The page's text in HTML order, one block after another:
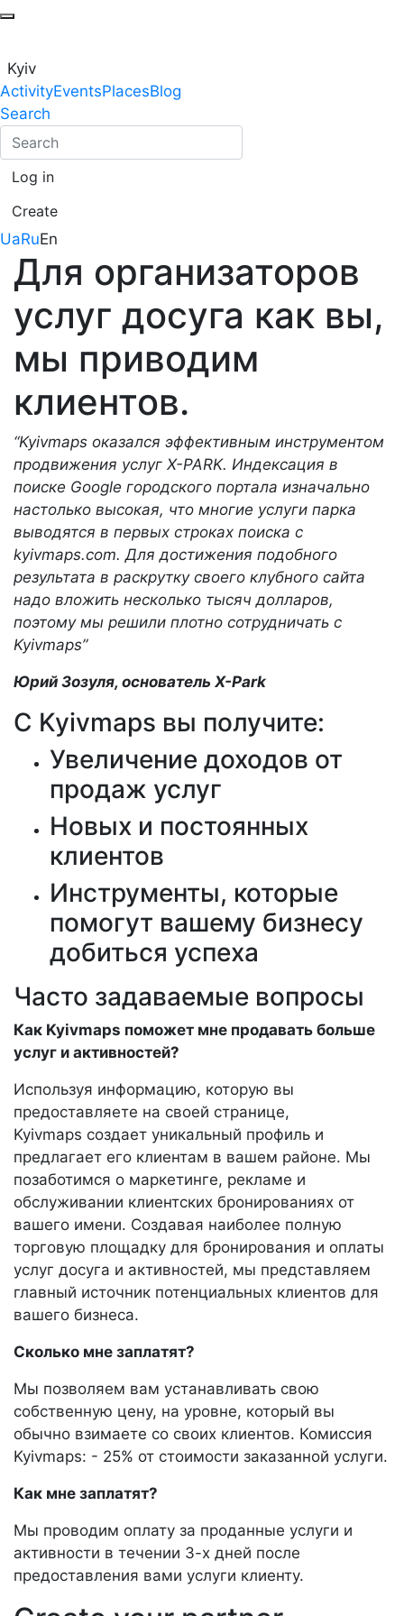
Kyiv
ActivityEventsPlacesBlog
Search
Log in
Create
UaRuEn
Для организаторов
услуг досуга как вы,
мы приводим
клиентов.
“Kyivmaps оказался эффективным инструментом
продвижения услуг X-PARK. Индексация в
поиске Google городского портала изначально
настолько высокая, что многие услуги парка
выводятся в первых строках поиска с
kyivmaps.com. Для достижения подобного
результата в раскрутку своего клубного сайта
надо вложить несколько тысяч долларов,
поэтому мы решили плотно сотрудничать с
Kyivmaps”
Юрий Зозуля, основатель X-Park
С Kyivmaps вы получите:
Увеличение доходов от
продаж услуг
Новых и постоянных
клиентов
Инструменты, которые
помогут вашему бизнесу
добиться успеха
Часто задаваемые вопросы
Как Kyivmaps поможет мне продавать больше
услуг и активностей?
Используя информацию, которую вы
предоставляете на своей странице,
Kyivmaps создает уникальный профиль и
предлагает его клиентам в вашем районе. Мы
позаботимся о маркетинге, рекламе и
обслуживании клиентских бронированиях от
вашего имени. Создавая наиболее полную
торговую площадку для бронирования и оплаты
услуг досуга и активностей, мы представляем
главный источник потенциальных клиентов для
вашего бизнеса.
Сколько мне заплатят?
Мы позволяем вам устанавливать свою
собственную цену, на уровне, который вы
обычно взимаете со своих клиентов. Комиссия
Kyivmaps: - 25% от стоимости заказанной услуги.
Как мне заплатят?
Мы проводим оплату за проданные услуги и
активности в течении 3-х дней после
предоставления вами услуги клиенту.